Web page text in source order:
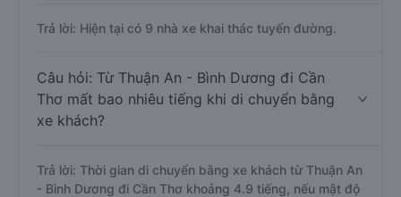
Trả lời: Hiện tại có 9 nhà xe khai thác tuyến đường.
Câu hỏi: Từ Thuận An - Bình Dương đi Cần
Thơ mất bao nhiêu tiếng khi di chuyển bằng
xe khách?
Trả lời: Thời gian di chuyển bằng xe khách từ Thuận An
- Bình Dương đi Cần Thơ khoảng 4.9 tiếng, nếu mật độ